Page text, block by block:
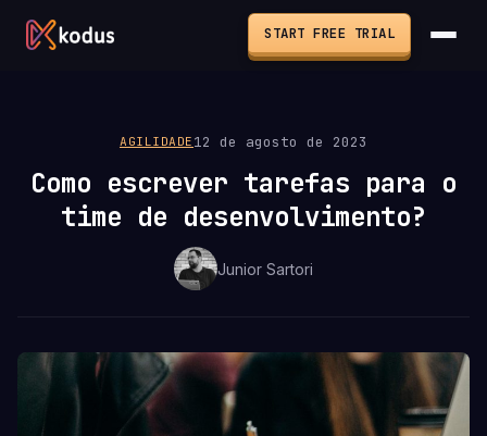
START FREE TRIAL
AGILIDADE 12 de agosto de 2023
Como escrever tarefas para o
time de desenvolvimento?
Junior Sartori